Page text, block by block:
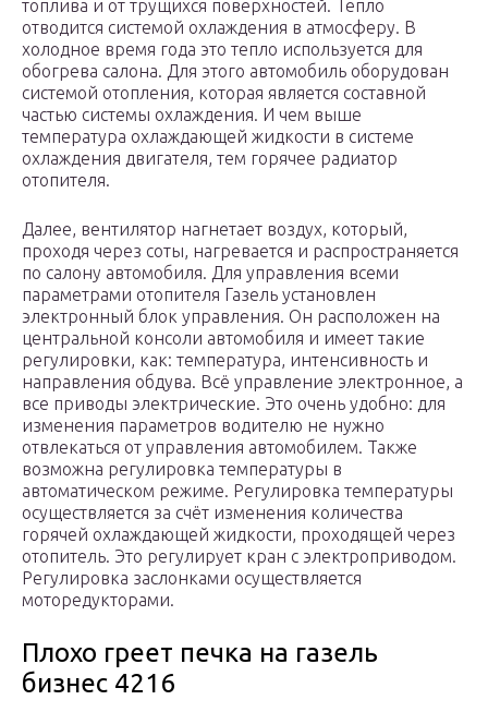
топлива и от трущихся поверхностей. Тепло
отводится системой охлаждения в атмосферу. В
холодное время года это тепло используется для
обогрева салона. Для этого автомобиль оборудован
системой отопления, которая является составной
частью системы охлаждения. И чем выше
температура охлаждающей жидкости в системе
охлаждения двигателя, тем горячее радиатор
отопителя.
Далее, вентилятор нагнетает воздух, который,
проходя через соты, нагревается и распространяется
по салону автомобиля. Для управления всеми
параметрами отопителя Газель установлен
электронный блок управления. Он расположен на
центральной консоли автомобиля и имеет такие
регулировки, как: температура, интенсивность и
направления обдува. Всё управление электронное, а
все приводы электрические. Это очень удобно: для
изменения параметров водителю не нужно
отвлекаться от управления автомобилем. Также
возможна регулировка температуры в
автоматическом режиме. Регулировка температуры
осуществляется за счёт изменения количества
горячей охлаждающей жидкости, проходящей через
отопитель. Это регулирует кран с электроприводом.
Регулировка заслонками осуществляется
моторедукторами.
Плохо греет печка на газель
бизнес 4216